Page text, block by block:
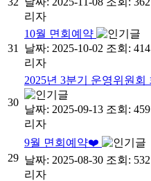
리자
31
10월 면회예약
날짜: 2025-10-02 조회: 414
리자
30
2025년 3분기 운영위원회
날짜: 2025-09-13 조회: 459
리자
29
9월 면회예약❤️
날짜: 2025-08-30 조회: 532
리자